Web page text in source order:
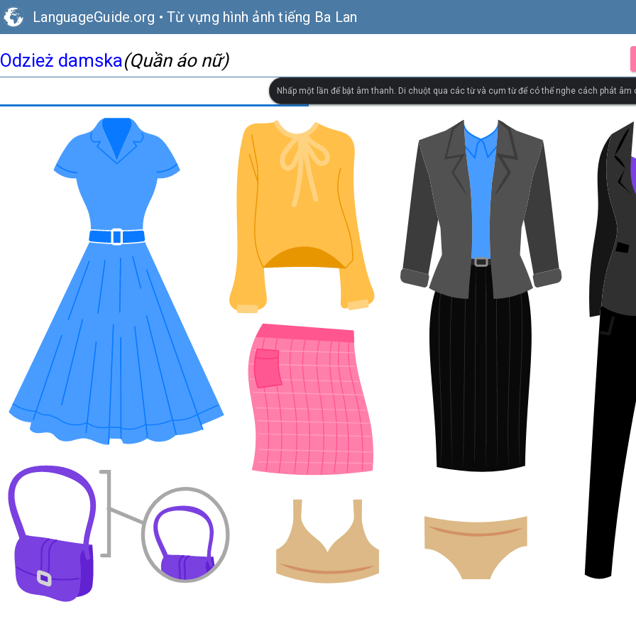
LanguageGuide.org • Từ vựng hình ảnh tiếng Ba Lan
Odzież damska(Quần áo nữ)
Nhấp một lần để bật âm thanh. Di chuột qua các từ và cụm từ để có thể nghe cách phát âm